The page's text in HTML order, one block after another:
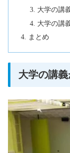
大学の講
大学の講
まとめ
大学の講